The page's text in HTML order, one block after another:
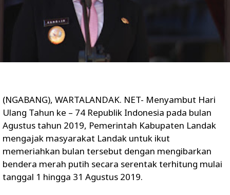
(NGABANG), WARTALANDAK. NET- Menyambut Hari
Ulang Tahun ke – 74 Republik Indonesia pada bulan
Agustus tahun 2019, Pemerintah Kabupaten Landak
mengajak masyarakat Landak untuk ikut
memeriahkan bulan tersebut dengan mengibarkan
bendera merah putih secara serentak terhitung mulai
tanggal 1 hingga 31 Agustus 2019.